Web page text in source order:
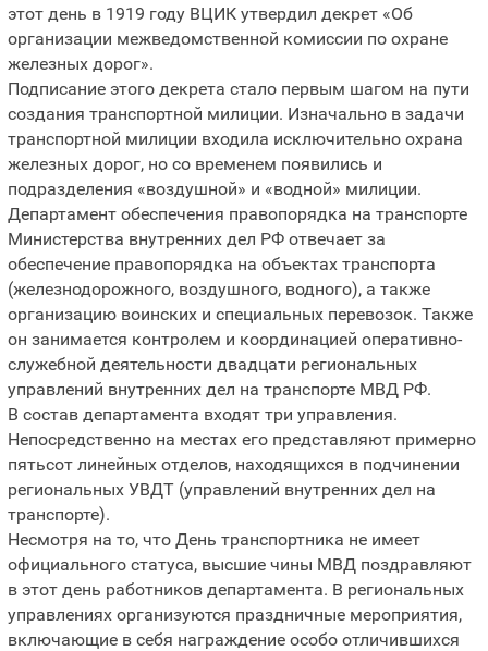
этот день в 1919 году ВЦИК утвердил декрет «Об
организации межведомственной комиссии по охране
железных дорог».
Подписание этого декрета стало первым шагом на пути
создания транспортной милиции. Изначально в задачи
транспортной милиции входила исключительно охрана
железных дорог, но со временем появились и
подразделения «воздушной» и «водной» милиции.
Департамент обеспечения правопорядка на транспорте
Министерства внутренних дел РФ отвечает за
обеспечение правопорядка на объектах транспорта
(железнодорожного, воздушного, водного), а также
организацию воинских и специальных перевозок. Также
он занимается контролем и координацией оперативно-
служебной деятельности двадцати региональных
управлений внутренних дел на транспорте МВД РФ.
В состав департамента входят три управления.
Непосредственно на местах его представляют примерно
пятьсот линейных отделов, находящихся в подчинении
региональных УВДТ (управлений внутренних дел на
транспорте).
Несмотря на то, что День транспортника не имеет
официального статуса, высшие чины МВД поздравляют
в этот день работников департамента. В региональных
управлениях организуются праздничные мероприятия,
включающие в себя награждение особо отличившихся